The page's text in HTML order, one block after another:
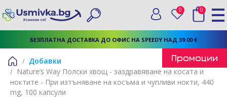
БЕЗПЛАТНА ДОСТАВКА ДО ОФИС НА SPEEDY НАД 39.00 €
Търси
Вход
0 Любими
0
Начало
Добавки
Nature’s Way Полски хвощ - заздравяване на косата и
ноктите - При изтъняване на косъма и чупливи нокти, 440
mg, 100 капсули
Промоции